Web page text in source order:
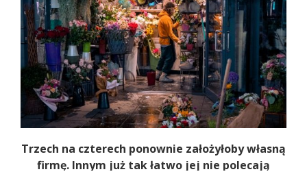
Trzech na czterech ponownie założyłoby własną
firmę. Innym już tak łatwo jej nie polecają